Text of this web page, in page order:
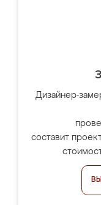
Дизайнер-
составит